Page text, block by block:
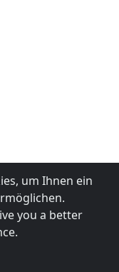
um Ihnen ein
you a better